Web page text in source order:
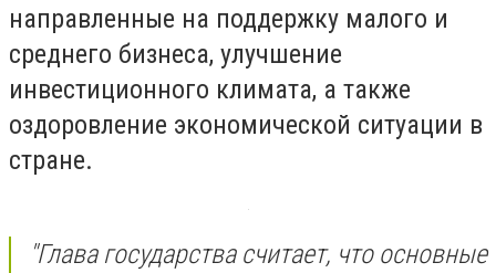
направленные на поддержку малого и
среднего бизнеса, улучшение
инвестиционного климата, а также
оздоровление экономической ситуации в
стране.
"Глава государства считает, что основные